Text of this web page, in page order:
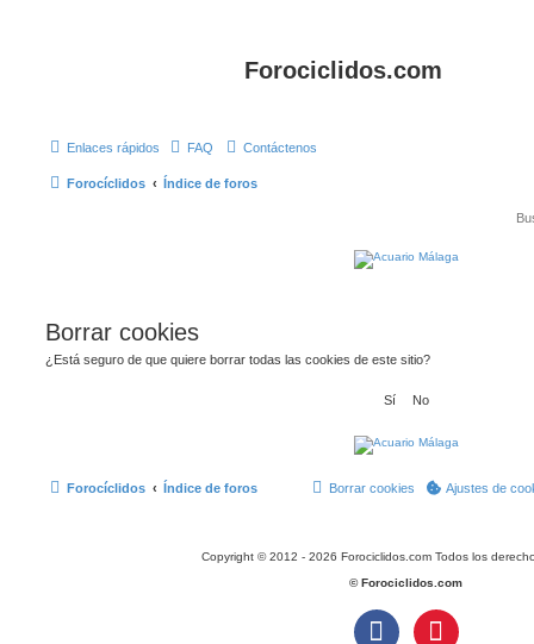
Forociclidos.com
Enlaces rápidos FAQ Contáctenos
Forocíclidos Índice de foros
Borrar cookies
¿Está seguro de que quiere borrar todas las cookies de este sitio?
Forocíclidos Índice de foros Ajustes de
Borrar cookies
Copyright © 2012 - 2026 Forociclidos.com Todos los
© Forociclidos.com